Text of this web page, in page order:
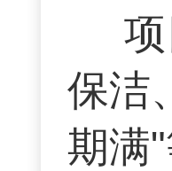
保洁
期满